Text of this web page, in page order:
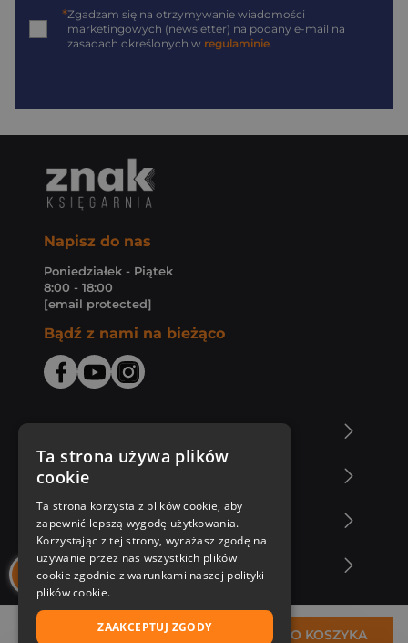
22,22 zł DO KOSZYKA
*Zgadzam się na otrzymywanie wiadomości
marketingowych (newsletter) na podany e-mail na
zasadach określonych w regulaminie
Napisz do nas
Poniedziałek - Piątek
8:00 - 18:00
[email protected]
Bądź z nami na bieżąco
Zakupy u nas
Nasza oferta
Nasi autorzy
Ta strona używa plików
cookie
Ta strona korzysta z plików cookie, aby
zapewnić lepszą wygodę użytkowania.
Korzystając z tej strony, wyrażasz zgodę na
używanie przez nas wszystkich plików
cookie zgodnie z warunkami naszej polityki
plików cookie.
ZAAKCEPTUJ ZGODY